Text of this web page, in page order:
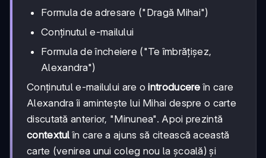
Formula de adresare ("Dragă Mihai")
Conținutul e-mailului
Formula de încheiere ("Te îmbrățișez,
Alexandra")
Conținutul e-mailului are ointroducere în care
Alexandra îi amintește lui Mihai despre o carte
discutată anterior, "Minunea". Apoi prezintă
contextul în care a ajuns să citească această
carte (venirea unui coleg nou la școală) și